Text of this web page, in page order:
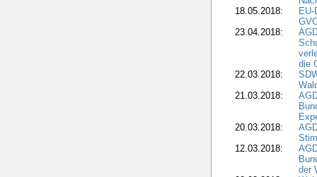
18.05.2018:
23.04.2018:
die
22.03.2018:
21.03.2018:
20.03.2018:
12.03.2018:
der